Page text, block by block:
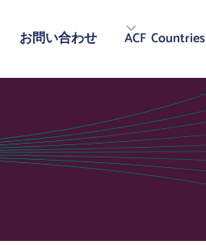
お問い合わせ ACF Countries